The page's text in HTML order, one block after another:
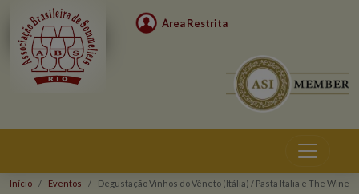
Área Restrita
Início Eventos Degustação Vinhos do Vêneto (Itália) / Pasta Italia e The Wine
Eventos